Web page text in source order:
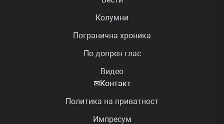
Колумни
Погранична хроника
По допрен глас
Видео
✉Контакт
Политика на приватност
Импресум